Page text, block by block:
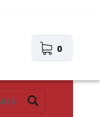
0